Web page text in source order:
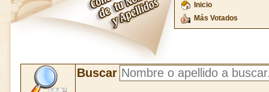
Inicio
Más Votados
Buscar